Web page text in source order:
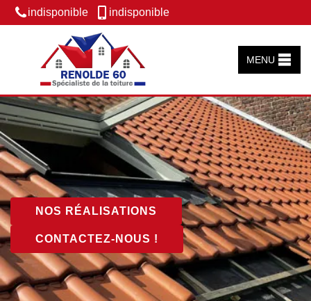
indisponible indisponible
MENU
NOS RÉALISATIONS
CONTACTEZ-NOUS !